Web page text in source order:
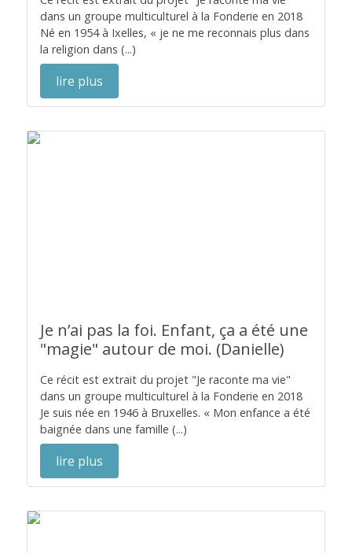
dans un groupe multiculturel à la Fonderie en 2018
Né en 1954 à Ixelles, « je ne me reconnais plus dans
la religion dans (...)
lire plus
Je n’ai pas la foi. Enfant, ça a été une
"magie" autour de moi. (Danielle)
Ce récit est extrait du projet "Je raconte ma vie"
dans un groupe multiculturel à la Fonderie en 2018
Je suis née en 1946 à Bruxelles. « Mon enfance a été
baignée dans une famille (...)
lire plus